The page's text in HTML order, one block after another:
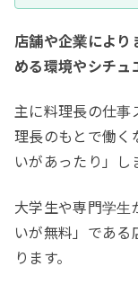
店舗や企業により
める環境やシチュ
主に料理長の仕事
理長のもとで働く
いがあったり」し
大学生や専門学生
いが無料」である
ります。